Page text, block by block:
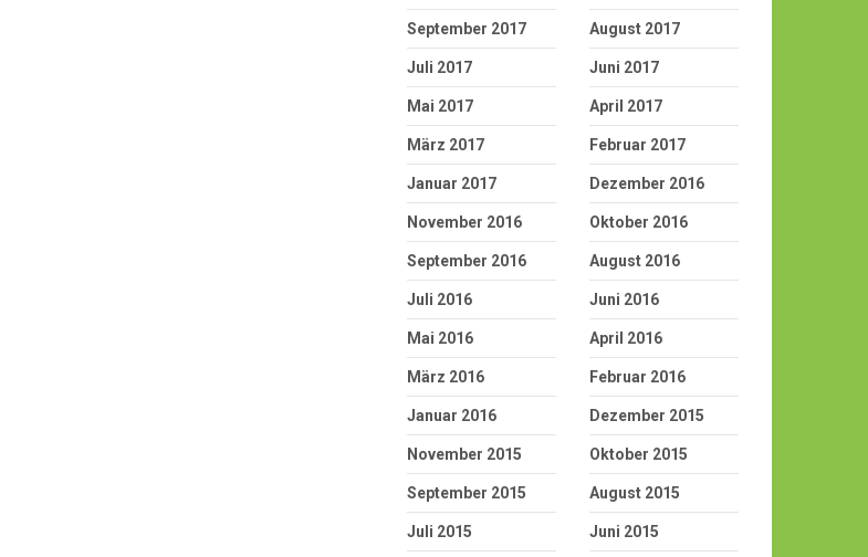
September 2017 August 2017
Juli 2017 Juni 2017
Mai 2017 April 2017
März 2017 Februar 2017
Januar 2017 Dezember 2016
November 2016 Oktober 2016
September 2016 August 2016
Juli 2016 Juni 2016
Mai 2016 April 2016
März 2016 Februar 2016
Januar 2016 Dezember 2015
November 2015 Oktober 2015
September 2015 August 2015
Juli 2015 Juni 2015